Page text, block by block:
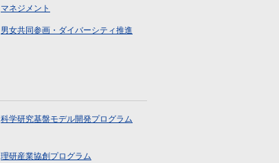
マネジメント
男女共同参画・ダイバーシティ推進
科学研究基盤モデル開発プログラム
理研産業協創プログラム